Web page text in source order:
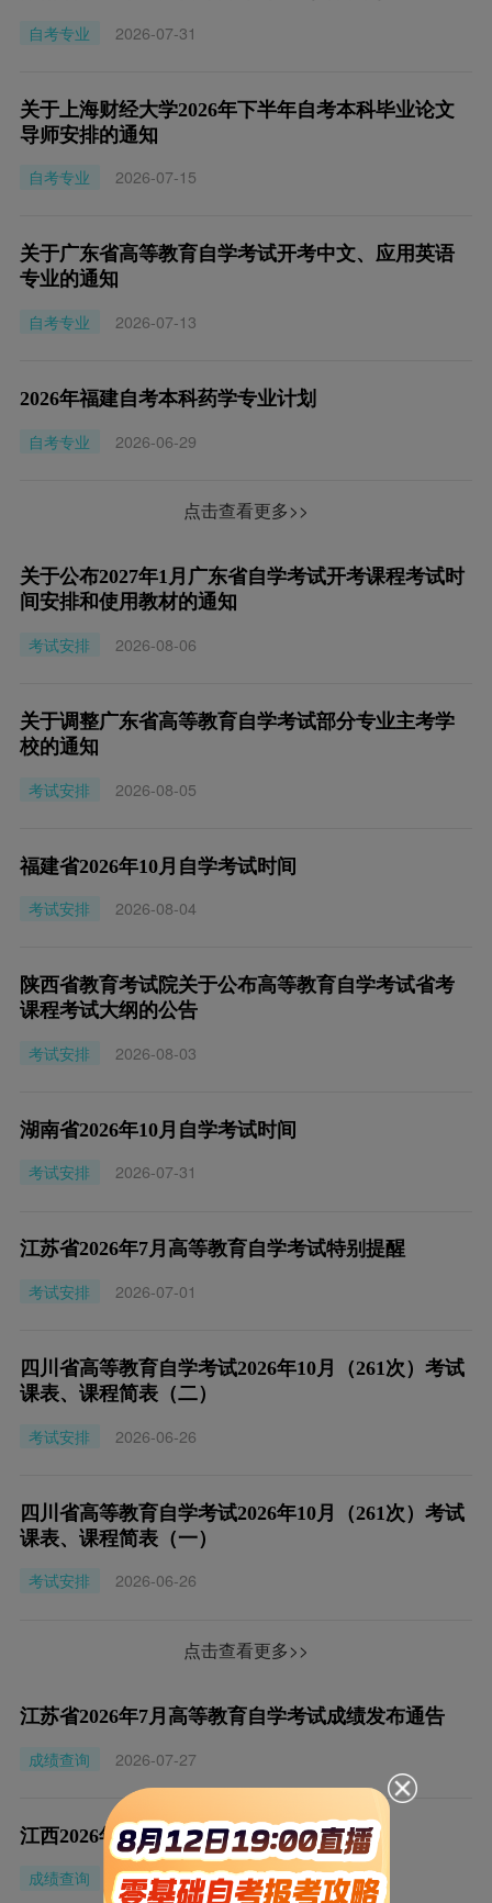
自考专业
2026-07-31
关于上海财经大学2026年下半年自考本科毕业论文
导师安排的通知
自考专业
2026-07-15
关于广东省高等教育自学考试开考中文、应用英语
专业的通知
自考专业
2026-07-13
2026年福建自考本科药学专业计划
自考专业
2026-06-29
点击查看更多>>
关于公布2027年1月广东省自学考试开考课程考试时
间安排和使用教材的通知
考试安排
2026-08-06
关于调整广东省高等教育自学考试部分专业主考学
校的通知
考试安排
2026-08-05
福建省2026年10月自学考试时间
考试安排
2026-08-04
陕西省教育考试院关于公布高等教育自学考试省考
课程考试大纲的公告
考试安排
2026-08-03
湖南省2026年10月自学考试时间
考试安排
2026-07-31
江苏省2026年7月高等教育自学考试特别提醒
考试安排
2026-07-01
四川省高等教育自学考试2026年10月（261次）考试
课表、课程简表（二）
考试安排
2026-06-26
四川省高等教育自学考试2026年10月（261次）考试
课表、课程简表（一）
考试安排
2026-06-26
点击查看更多>>
江苏省2026年7月高等教育自学考试成绩发布通告
成绩查询
2026-07-27
江西2026年10月自学考试查分时间
成绩查询
2026-06-09